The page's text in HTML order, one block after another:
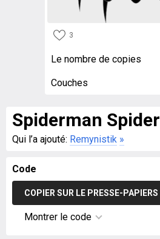
3
Le nombre de copies
Couches
Spiderman Spider
Qui l’a ajouté: Remynistik »
Code
COPIER SUR LE PRESSE-PAPIERS
Montrer le code